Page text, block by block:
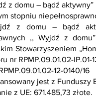
z domu – bądź
stopniu
z domu – bądź
,, Wyjdź z
Stowarzyszeniem
nr RPMP.09.01.02-IP.01-
12-0140/16
jest z Funduszy
z UE: 671.485,73 złote.